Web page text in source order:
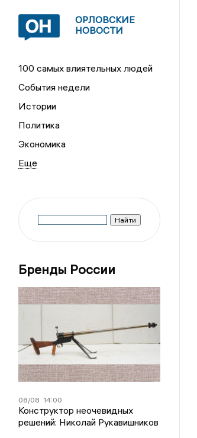
ОРЛОВСКИЕ
НОВОСТИ
100 самых влиятельных людей
События недели
Истории
Политика
Экономика
Бренды России
08/08 14:00
Конструктор неочевидных
решений: Николай Рукавишников